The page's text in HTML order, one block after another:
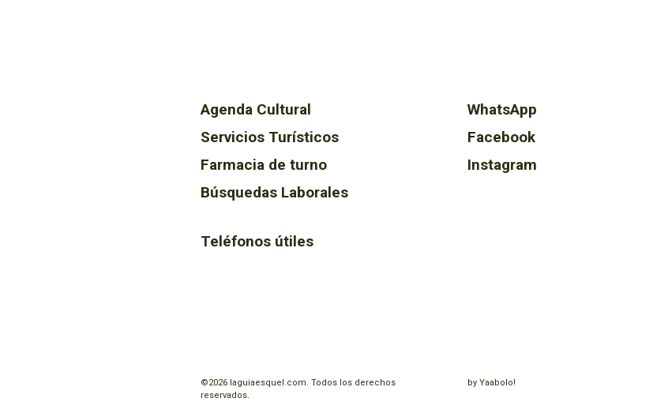
Agenda Cultural
Servicios Turísticos
Farmacia de turno
Búsquedas Laborales
Teléfonos útiles
WhatsApp
Facebook
Instagram
©2026 laguiaesquel.com. Todos los derechos
reservados.
by Yaabolo!